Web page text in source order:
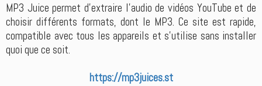
MP3 Juice permet d’extraire l’audio de vidéos YouTube et de
choisir différents formats, dont le MP3. Ce site est rapide,
compatible avec tous les appareils et s’utilise sans installer
quoi que ce soit.
https://mp3juices.st